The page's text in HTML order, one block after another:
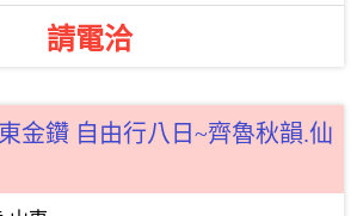
請電洽
金鑽 自由行八日~齊魯秋韻.仙